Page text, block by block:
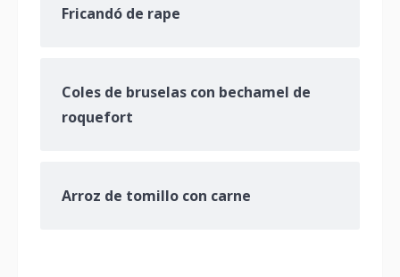
Fricandó de rape
Coles de bruselas con bechamel de
roquefort
Arroz de tomillo con carne